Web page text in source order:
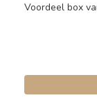
Voordeel box